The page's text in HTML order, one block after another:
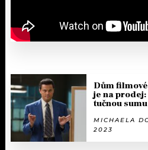
Dům
je na
tučnou sumu
MICHAELA
2023